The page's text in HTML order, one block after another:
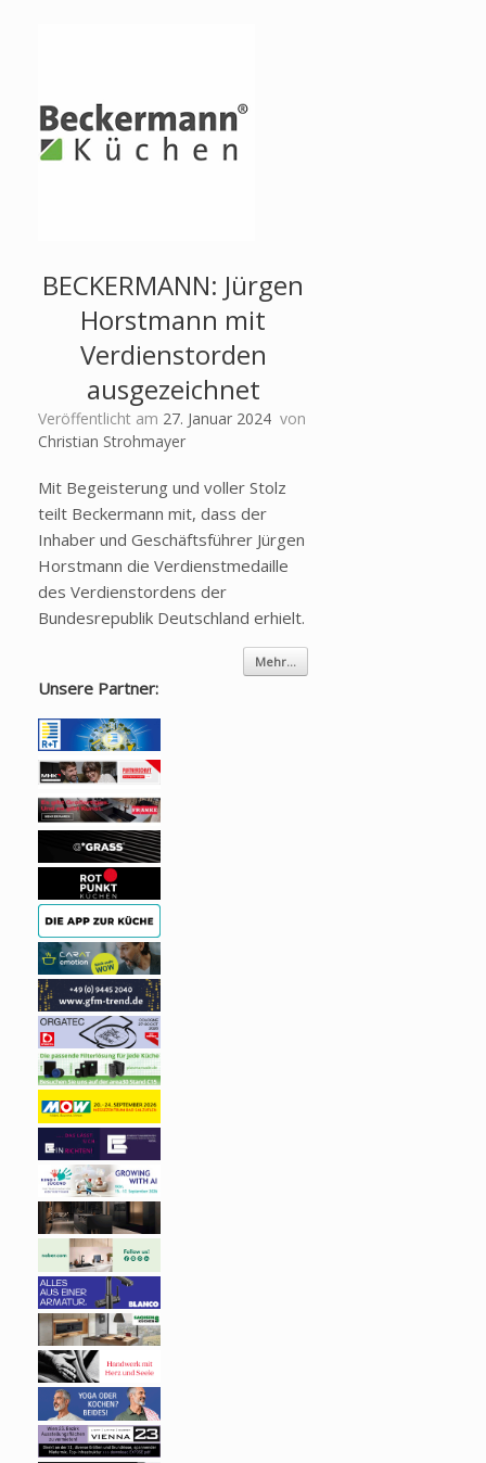
BECKERMANN: Jürgen
Horstmann mit
Verdienstorden
ausgezeichnet
Veröffentlicht am 27. Januar 2024 von
Christian Strohmayer
Mit Begeisterung und voller Stolz
teilt Beckermann mit, dass der
Inhaber und Geschäftsführer Jürgen
Horstmann die Verdienstmedaille
des Verdienstordens der
Bundesrepublik Deutschland erhielt.
Mehr...
Unsere Partner: